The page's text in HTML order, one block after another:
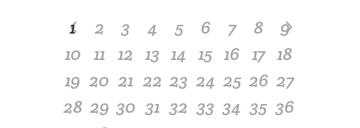
1 2 3 4 5 6 7 8
9
10 11 12 13 14 15 16 17 18
19 20 21 22 23 24 25 26 27
28 29 30 31 32 33 34 35 36